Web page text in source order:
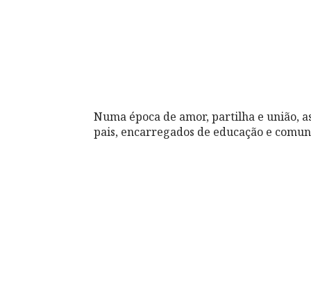
Numa época de amor, partilha e união,
pais, encarregados de educação e